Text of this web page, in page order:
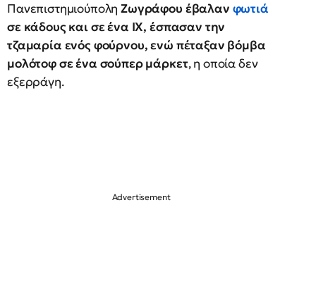
ΠανεπιστημιούποληΖωγράφου έβαλαν φωτιά
σε κάδους και σε ένα ΙΧ, έσπασαν την
τζαμαρία ενός φούρνου, ενώ πέταξαν βόμβα
μολότοφ σε ένα σούπερ μάρκετ, η οποία δεν
εξερράγη.